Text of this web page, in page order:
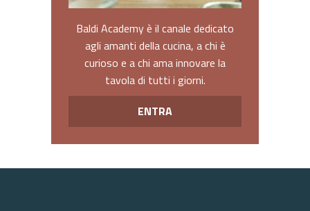
Baldi Academy è il canale dedicato
agli amanti della cucina, a chi è
curioso e a chi ama innovare la
tavola di tutti i giorni.
ENTRA